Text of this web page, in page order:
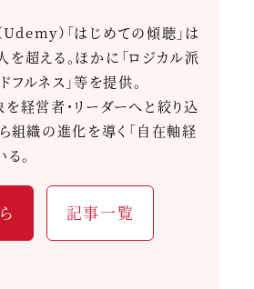
Udemy）「はじめての傾聴」は
超える。ほかに「ロジカル派
フルネス」等を提供。
経営者・リーダーへと絞り込
組織の進化を導く「自在軸経
。
記事一覧